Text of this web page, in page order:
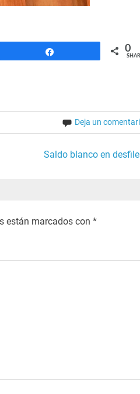
0
Deja un
Saldo blanco en
están marcados con *